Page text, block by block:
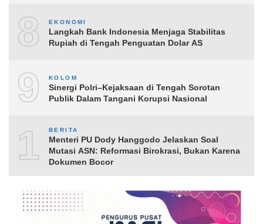
8 EKONOMI
Langkah Bank Indonesia Menjaga Stabilitas
Rupiah di Tengah Penguatan Dolar AS
9 KOLOM
Sinergi Polri–Kejaksaan di Tengah Sorotan
Publik Dalam Tangani Korupsi Nasional
10BERITA
Menteri PU Dody Hanggodo Jelaskan Soal
Mutasi ASN: Reformasi Birokrasi, Bukan Karena
Dokumen Bocor